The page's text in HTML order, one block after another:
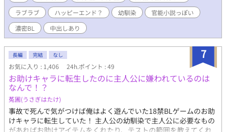
小説の鬼畜主人公にならなかった美形(攻め)×ゲームが好きな地
味な大学生(受け) ムーンライトノベルズから転載です。
ラブラブ
ハッピーエンド？ 幼馴染
官能小説っぽい
濃密BL
中出しあり
7
長編 完結 なし
お気に入り : 1,406 24h.ポイント : 49
お助けキャラに転生したのに主人公に嫌われているのは
なんで！？
菟圃(うさぎはたけ)
事故で死んで気がつけば俺はよく遊んでいた18禁BLゲームのお助
けキャラに転生していた！ 主人公の幼馴染で主人公に必要なもの
があればお助けアイテムをくれたり、テストの範囲を教えてくれ